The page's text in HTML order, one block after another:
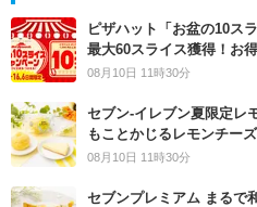
ピザハット「お盆の10ス
最大60スライス獲得！お
08月10日 11時30分
セブン‐イレブン夏限定レ
もことかじるレモンチー
08月10日 11時30分
セブンプレミアム まるで